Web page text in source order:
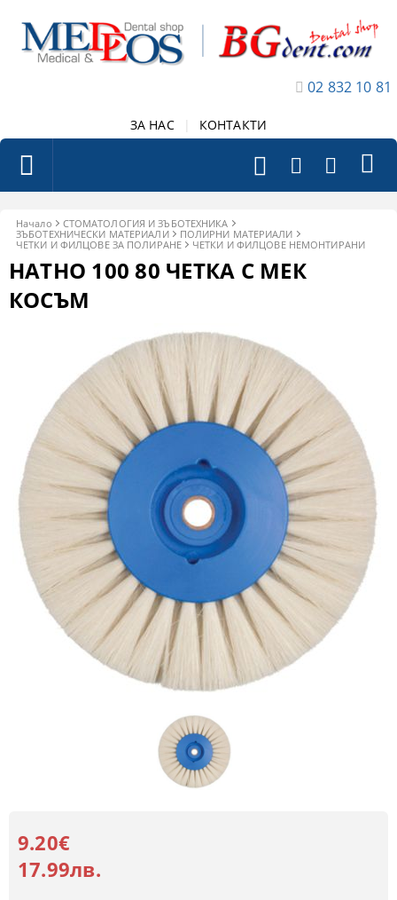
02 832 10 81
ЗА НАС КОНТАКТИ
Начало
СТОМАТОЛОГИЯ И ЗЪБОТЕХНИКА
ЗЪБОТЕХНИЧЕСКИ МАТЕРИАЛИ
ПОЛИРНИ МАТЕРИАЛИ
ЧЕТКИ И ФИЛЦОВЕ ЗА ПОЛИРАНЕ
ЧЕТКИ И ФИЛЦОВЕ НЕМОНТИРАНИ
HATHO 100 80 ЧЕТКА С МЕК
КОСЪМ
9.20€
17.99лв.